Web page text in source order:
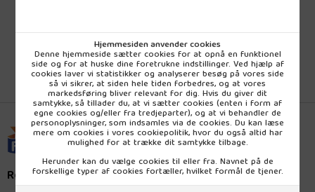
Hjemmesiden anvender cookies
Denne hjemmeside sætter cookies for at opnå en funktionel
side og for at huske dine foretrukne indstillinger. Ved hjælp af
cookies laver vi statistikker og analyserer besøg på vores side
så vi sikrer, at siden hele tiden forbedres, og at vores
markedsføring bliver relevant for dig. Hvis du giver dit
samtykke, så tillader du, at vi sætter cookies (enten i form af
egne cookies og/eller fra tredjeparter), og at vi behandler de
personoplysninger, som indsamles via de cookies. Du kan læse
mere om cookies i vores cookiepolitik, hvor du også altid har
mulighed for at trække dit samtykke tilbage.
Herunder kan du vælge cookies til eller fra. Navnet på de
forskellige typer af cookies fortæller, hvilket formål de tjener.
Rømer Naturprodukt